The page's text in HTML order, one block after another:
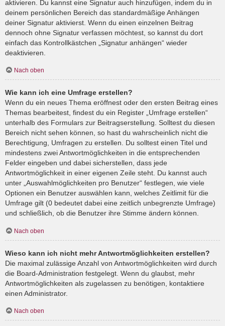
aktivieren. Du kannst eine Signatur auch hinzufügen, indem du in
deinem persönlichen Bereich das standardmäßige Anhängen
deiner Signatur aktivierst. Wenn du einen einzelnen Beitrag
dennoch ohne Signatur verfassen möchtest, so kannst du dort
einfach das Kontrollkästchen „Signatur anhängen“ wieder
deaktivieren.
Nach oben
Wie kann ich eine Umfrage erstellen?
Wenn du ein neues Thema eröffnest oder den ersten Beitrag eines
Themas bearbeitest, findest du ein Register „Umfrage erstellen“
unterhalb des Formulars zur Beitragserstellung. Solltest du diesen
Bereich nicht sehen können, so hast du wahrscheinlich nicht die
Berechtigung, Umfragen zu erstellen. Du solltest einen Titel und
mindestens zwei Antwortmöglichkeiten in die entsprechenden
Felder eingeben und dabei sicherstellen, dass jede
Antwortmöglichkeit in einer eigenen Zeile steht. Du kannst auch
unter „Auswahlmöglichkeiten pro Benutzer“ festlegen, wie viele
Optionen ein Benutzer auswählen kann, welches Zeitlimit für die
Umfrage gilt (0 bedeutet dabei eine zeitlich unbegrenzte Umfrage)
und schließlich, ob die Benutzer ihre Stimme ändern können.
Nach oben
Wieso kann ich nicht mehr Antwortmöglichkeiten erstellen?
Die maximal zulässige Anzahl von Antwortmöglichkeiten wird durch
die Board-Administration festgelegt. Wenn du glaubst, mehr
Antwortmöglichkeiten als zugelassen zu benötigen, kontaktiere
einen Administrator.
Nach oben